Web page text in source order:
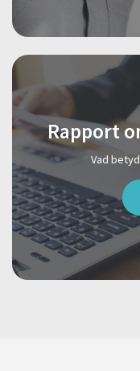
Rapport
Vad